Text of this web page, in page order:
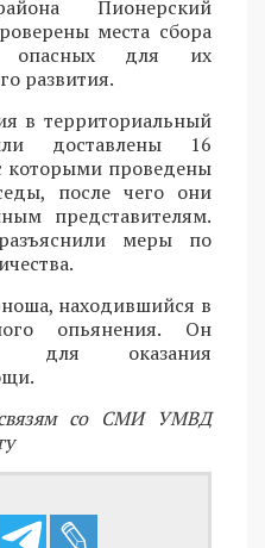
Пионерский
места сбора
опасных для их
развития.
в территориальный
доставлены 16
которыми проведены
после чего они
представителям.
меры по
находившийся в
опьянения. Он
для оказания
со СМИ УМВД